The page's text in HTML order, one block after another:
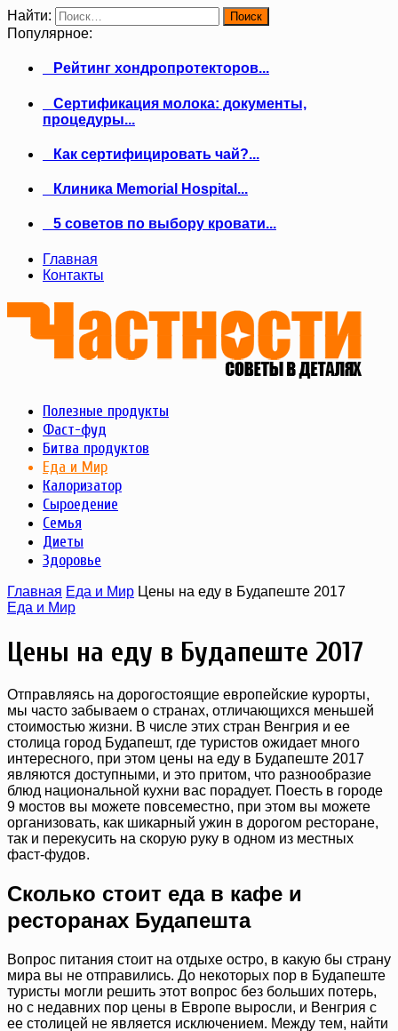
Найти:
Популярное:
Рейтинг хондропротекторов...
Сертификация молока: документы,
процедуры...
Как сертифицировать чай?...
Клиника Memorial Hospital...
5 советов по выбору кровати...
Главная
Контакты
Полезные продукты
Фаст-фуд
Битва продуктов
Еда и Мир
Калоризатор
Сыроедение
Семья
Диеты
Здоровье
Главная Еда и Мир Цены на еду в Будапеште 2017
Еда и Мир
Цены на еду в Будапеште 2017
Отправляясь на дорогостоящие европейские курорты,
мы часто забываем о странах, отличающихся меньшей
стоимостью жизни. В числе этих стран Венгрия и ее
столица город Будапешт, где туристов ожидает много
интересного, при этом цены на еду в Будапеште 2017
являются доступными, и это притом, что разнообразие
блюд национальной кухни вас порадует. Поесть в городе
9 мостов вы можете повсеместно, при этом вы можете
организовать, как шикарный ужин в дорогом ресторане,
так и перекусить на скорую руку в одном из местных
фаст-фудов.
Сколько стоит еда в кафе и
ресторанах Будапешта
Вопрос питания стоит на отдыхе остро, в какую бы страну
мира вы не отправились. До некоторых пор в Будапеште
туристы могли решить этот вопрос без больших потерь,
но с недавних пор цены в Европе выросли, и Венгрия с
ее столицей не является исключением. Между тем, найти